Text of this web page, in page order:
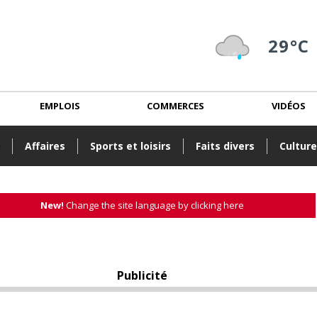
29°C
Affaires Sports et loisirs Faits divers
EMPLOIS COMMERCES VIDÉOS
New! Change the site language by clicking here
Publicité